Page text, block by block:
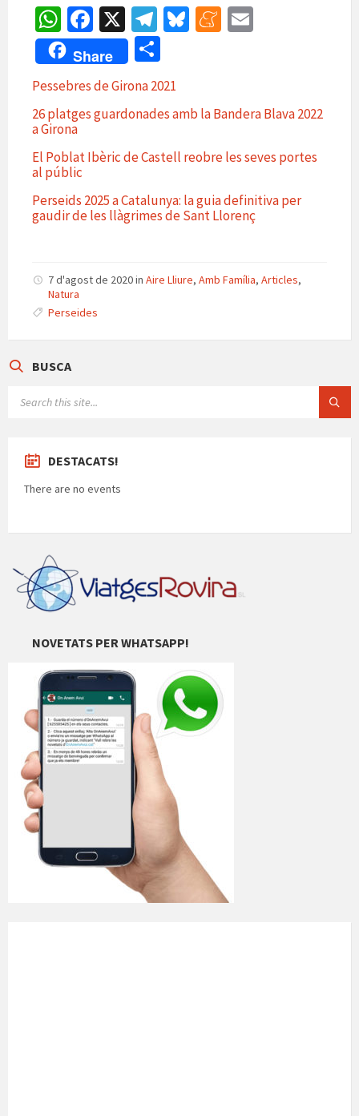
W
h
at
sA
p
p
Fa
ce
b
o
o
k
X
Te
le
gr
a
m
Bl M
m
e
Share
o
m
p
ar
ix
Pessebres de Girona 2021
26 platges guardonades amb la Bandera Blava 2022
a Girona
El Poblat Ibèric de Castell reobre les seves portes
al públic
Perseids 2025 a Catalunya: la guia definitiva per
gaudir de les llàgrimes de Sant Llorenç
7 d'agost de 2020in Aire Lliure, Amb Família, Articles,
Natura
Perseides
BUSCA
DESTACATS!
There are no events
NOVETATS PER WHATSAPP!